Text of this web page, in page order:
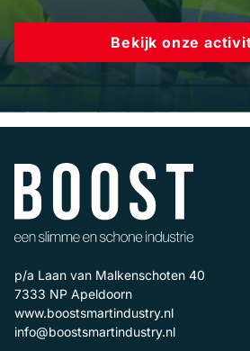
Bekijk onze
p/a Laan van Malkenschoten 40
7333 NP Apeldoorn
www.boostsmartindustry.nl
info@boostsmartindustry.nl